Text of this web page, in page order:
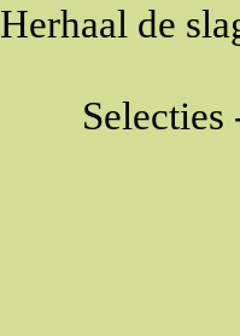
Herhaal de
Selecties